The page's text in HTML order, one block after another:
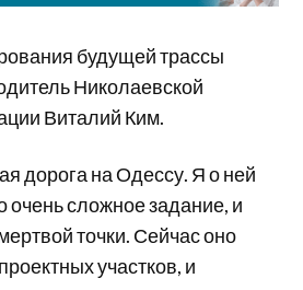
будущей трассы
Николаевской
Виталий Ким.
дорога на Одессу. Я о ней
очень сложное задание, и
точки. Сейчас оно
участков, и